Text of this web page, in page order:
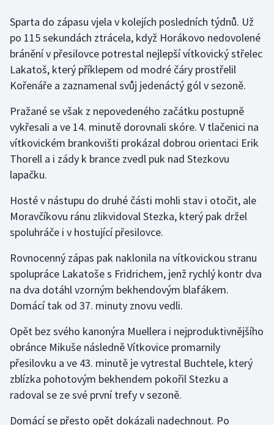
Krasobruslení
Lezení
Lyže a snowboard
Moderní pětiboj
Motorsport
Olympijské hry
Parasport
Plavání
Plážový volejbal
Ragby
Rychlostní kanoistika
Short track
Sportovní střelba
Sparta do zápasu vjela v kolejích posledních týdnů. Už
po 115 sekundách ztrácela, když Horákovo nedovolené
bránění v přesilovce potrestal nejlepší vítkovický střelec
Lakatoš, který příklepem od modré čáry prostřelil
Kořenáře a zaznamenal svůj jedenáctý gól v sezoně.
Pražané se však z nepovedeného začátku postupně
vykřesali a ve 14. minutě dorovnali skóre. V tlačenici na
vítkovickém brankovišti prokázal dobrou orientaci Erik
Thorell a i zády k brance zvedl puk nad Stezkovu
lapačku.
Hosté v nástupu do druhé části mohli stav i otočit, ale
Moravčíkovu ránu zlikvidoval Stezka, který pak držel
spoluhráče i v hostující přesilovce.
Rovnocenný zápas pak naklonila na vítkovickou stranu
spolupráce Lakatoše s Fridrichem, jenž rychlý kontr dva
na dva dotáhl vzorným bekhendovým blafákem.
Domácí tak od 37. minuty znovu vedli.
Opět bez svého kanonýra Muellera i nejproduktivnějšího
obránce Mikuše následně Vítkovice promarnily
přesilovku a ve 43. minutě je vytrestal Buchtele, který
zblízka pohotovým bekhendem pokořil Stezku a
radoval se ze své první trefy v sezoně.
Domácí se přesto opět dokázali nadechnout. Po